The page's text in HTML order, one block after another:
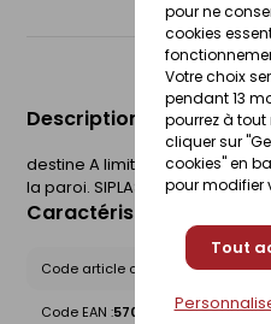
pour ne
cookies
Votre choix
pendant 13
pourrez à
cliquer sur
cookies" en
pour modifier
Tout
Description du produit
destine A limiter la
la paroi. SIPLAST
Caractéristiques du
Code article chez le fournisseur :
Code EAN :5708602052520